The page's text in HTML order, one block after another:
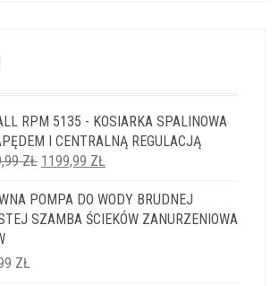
RPM 5135 - KOSIARKA SPALINOWA
I CENTRALNĄ REGULACJĄ
ZŁ PIERWOTNA
WYNOSIŁA:
1499,99 ZŁ.
1199,99 ZŁ
WYNOSI:
1199,99 ZŁ.
POMPA DO WODY BRUDNEJ
SZAMBA ŚCIEKÓW ZANURZENIOWA
ZŁ